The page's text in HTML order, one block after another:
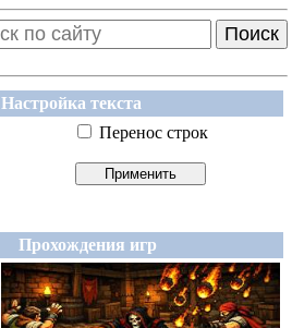
Поиск
Настройка текста
Перенос строк
Прохождения игр